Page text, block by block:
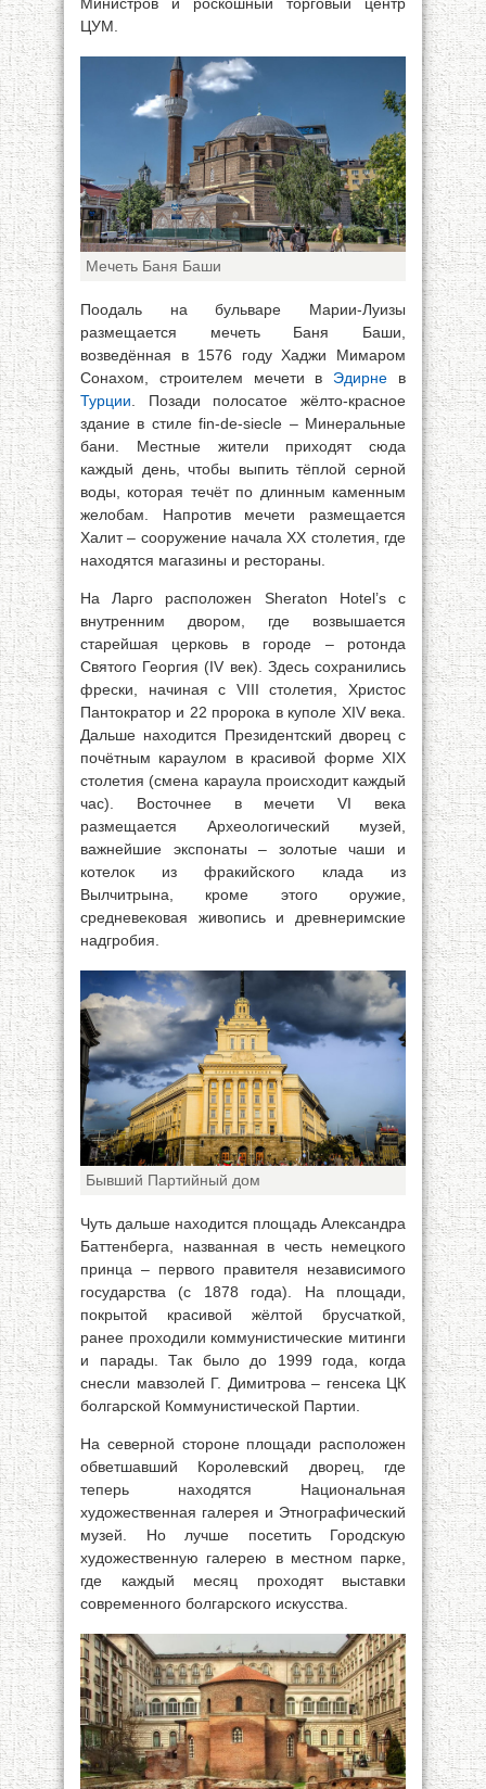
ЦУМ.
Мечеть Баня Баши
Поодаль на бульваре Марии-Луизы
размещается мечеть Баня Баши,
возведённая в 1576 году Хаджи Мимаром
Сонахом, строителем мечети в Эдирне в
Турции . Позади полосатое жёлто-красное
здание в стиле fin-de-siecle – Минеральные
бани. Местные жители приходят сюда
каждый день, чтобы выпить тёплой серной
воды, которая течёт по длинным каменным
желобам. Напротив мечети размещается
Халит – сооружение начала XX столетия, где
находятся магазины и рестораны.
На Ларго расположен Sheraton Hotel’s с
внутренним двором, где возвышается
старейшая церковь в городе – ротонда
Святого Георгия (IV век). Здесь сохранились
фрески, начиная с VIII столетия, Христос
Пантократор и 22 пророка в куполе XIV века.
Дальше находится Президентский дворец с
почётным караулом в красивой форме XIX
столетия (смена караула происходит каждый
час). Восточнее в мечети VI века
размещается Археологический музей,
важнейшие экспонаты – золотые чаши и
котелок из фракийского клада из
Вылчитрына, кроме этого оружие,
средневековая живопись и древнеримские
надгробия.
Бывший Партийный дом
Чуть дальше находится площадь Александра
Баттенберга, названная в честь немецкого
принца – первого правителя независимого
государства (с 1878 года). На площади,
покрытой красивой жёлтой брусчаткой,
ранее проходили коммунистические митинги
и парады. Так было до 1999 года, когда
снесли мавзолей Г. Димитрова – генсека ЦК
болгарской Коммунистической Партии.
На северной стороне площади расположен
обветшавший Королевский дворец, где
теперь находятся Национальная
художественная галерея и Этнографический
музей. Но лучше посетить Городскую
художественную галерею в местном парке,
где каждый месяц проходят выставки
современного болгарского искусства.